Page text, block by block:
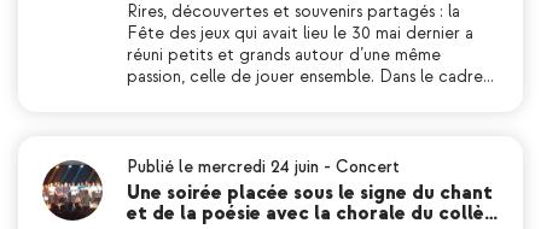
Rires, découvertes et souvenirs partagés : la
Fête des jeux qui avait lieu le 30 mai dernier a
réuni petits et grands autour d’une même
passion, celle de jouer ensemble. Dans le cadre…
Publié le mercredi 24 juin - Concert
Une soirée placée sous le signe du chant
et de la poésie avec la chorale du collè…